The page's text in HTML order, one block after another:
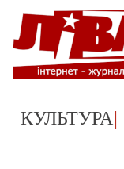
КУЛЬТУРА|